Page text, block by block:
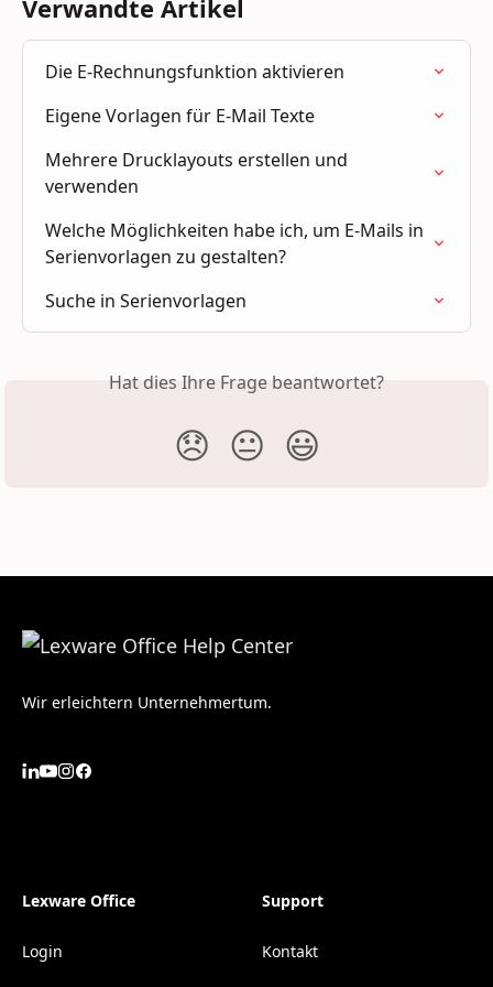
Verwandte Artikel
Die E-Rechnungsfunktion aktivieren
Eigene Vorlagen für E-Mail Texte
Mehrere Drucklayouts erstellen und
verwenden
Welche Möglichkeiten habe ich, um E-Mails in
Serienvorlagen zu gestalten?
Suche in Serienvorlagen
Hat dies Ihre Frage beantwortet?
😞 😐 😃
Wir erleichtern Unternehmertum.
Lexware Office
Login
Support
Kontakt